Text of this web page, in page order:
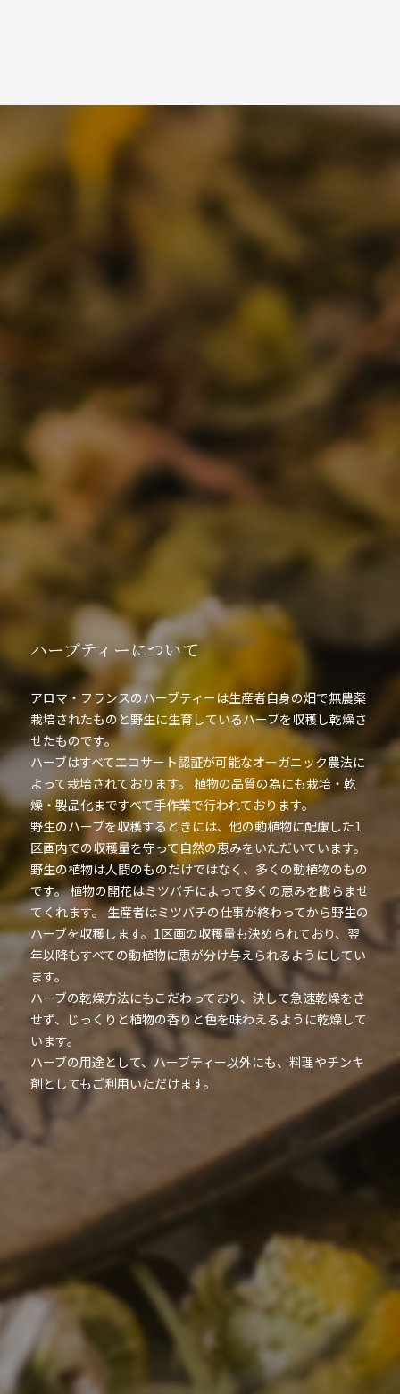
ハーブティーについて
アロマ・フランスのハーブティーは生産者自身の畑で無農薬
栽培されたものと野生に生育しているハーブを収穫し乾燥さ
せたものです。
ハーブはすべてエコサート認証が可能なオーガニック農法に
よって栽培されております。 植物の品質の為にも栽培・乾
燥・製品化まですべて手作業で行われております。
野生のハーブを収穫するときには、他の動植物に配慮した1
区画内での収穫量を守って自然の恵みをいただいています。
野生の植物は人間のものだけではなく、多くの動植物のもの
です。 植物の開花はミツバチによって多くの恵みを膨らませ
てくれます。 生産者はミツバチの仕事が終わってから野生の
ハーブを収穫します。1区画の収穫量も決められており、翌
年以降もすべての動植物に恵が分け与えられるようにしてい
ます。
ハーブの乾燥方法にもこだわっており、決して急速乾燥をさ
せず、じっくりと植物の香りと色を味わえるように乾燥して
います。
ハーブの用途として、ハーブティー以外にも、料理やチンキ
剤としてもご利用いただけます。